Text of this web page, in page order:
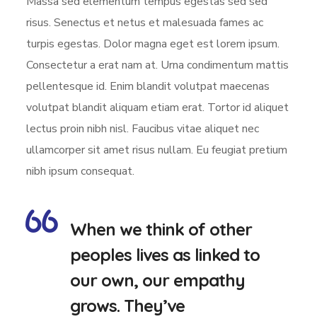
risus. Senectus et netus et malesuada fames ac
turpis egestas. Dolor magna eget est lorem ipsum.
Consectetur a erat nam at. Urna condimentum mattis
pellentesque id. Enim blandit volutpat maecenas
volutpat blandit aliquam etiam erat. Tortor id aliquet
lectus proin nibh nisl. Faucibus vitae aliquet nec
ullamcorper sit amet risus nullam. Eu feugiat pretium
nibh ipsum consequat.
When we think of other
peoples lives as linked to
our own, our empathy
grows. They’ve